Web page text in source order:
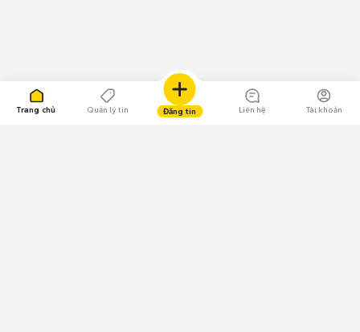
Trang chủ Quản lý tin Đăng tin Liên hệ Tài khoản